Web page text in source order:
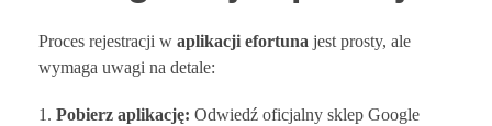
Proces rejestracji w aplikacji efortuna jest prosty, ale
wymaga uwagi na detale:
Pobierz aplikację: Odwiedź oficjalny sklep Google